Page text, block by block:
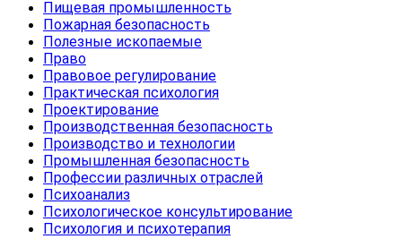
Пищевая промышленность
Пожарная безопасность
Полезные ископаемые
Право
Правовое регулирование
Практическая психология
Проектирование
Производственная безопасность
Производство и технологии
Промышленная безопасность
Профессии различных отраслей
Психоанализ
Психологическое консультирование
Психология и психотерапия